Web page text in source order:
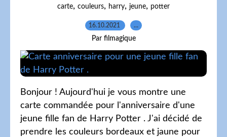
carte, couleurs, harry, jeune, potter
16.10.2021 …
Par filmagique
Bonjour ! Aujourd'hui je vous montre une
carte commandée pour l'anniversaire d'une
jeune fille fan de Harry Potter . J'ai décidé de
prendre les couleurs bordeaux et jaune pour